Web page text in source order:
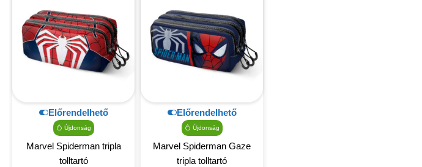
Előrendelhető
Újdonság
Marvel Spiderman tripla
tolltartó
Előrendelhető
Újdonság
Marvel Spiderman Gaze
tripla tolltartó